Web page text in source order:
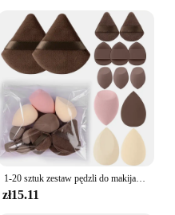
1-20 sztuk zestaw pędzli do makijażu cień do powiek podkład róż rozświetlacz korektor kobiece narzędzie kosmetyczne Puffs gąbki kosmetyczne puszki na kciuki
zł15.11